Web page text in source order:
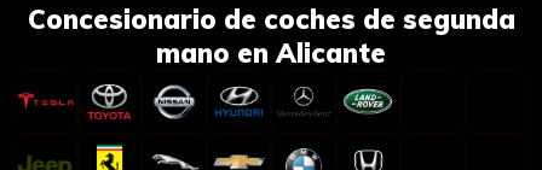
Concesionario de coches de segunda
mano en Alicante